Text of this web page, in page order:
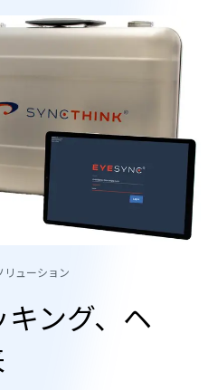
リューション
ング、ヘ